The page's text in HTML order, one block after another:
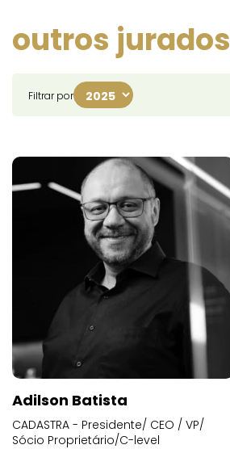
outros jurados
Filtrar por
Adilson Batista
CADASTRA - Presidente/ CEO / VP/
Sócio Proprietário/C-level